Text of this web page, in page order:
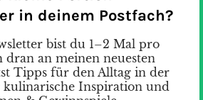
in deinem Postfach?
bist du 1–2 Mal pro
dran an meinen neuesten
Tipps für den Alltag in der
kulinarische Inspiration und